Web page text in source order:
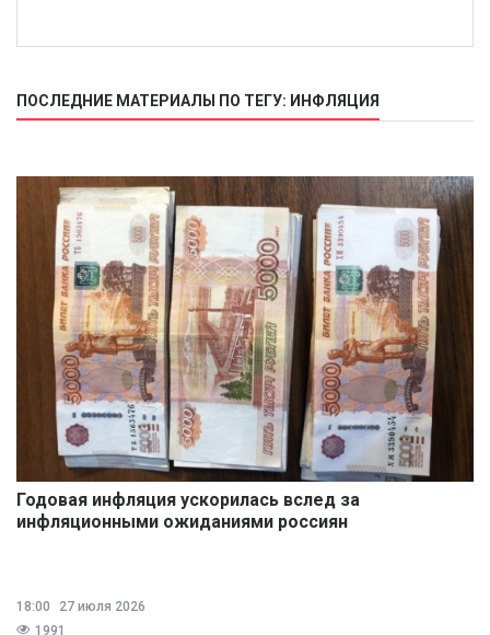
ПОСЛЕДНИЕ МАТЕРИАЛЫ ПО ТЕГУ: ИНФЛЯЦИЯ
Годовая инфляция ускорилась вслед за
инфляционными ожиданиями россиян
18:00
27 июля 2026
1991